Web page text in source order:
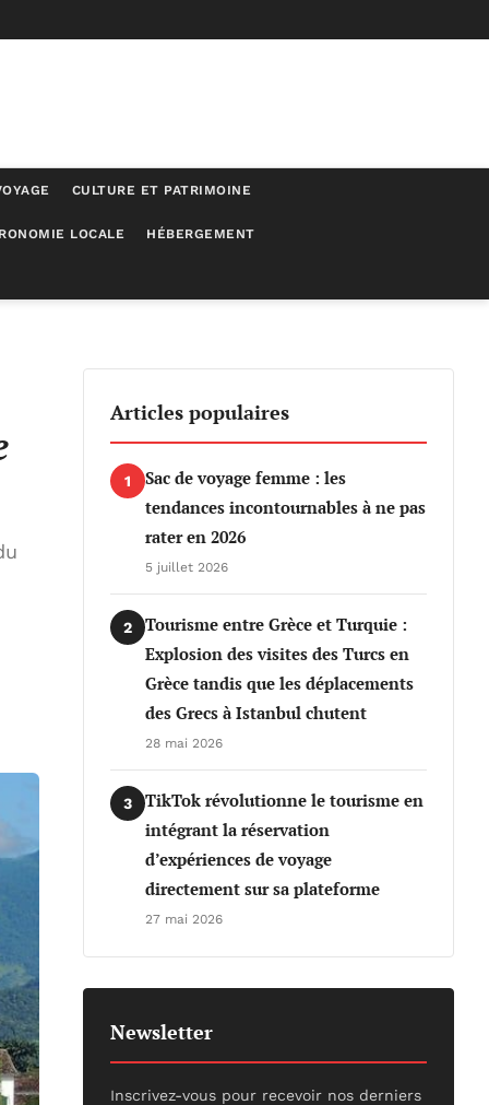
CULTURE ET PATRIMOINE
LOCALE HÉBERGEMENT
Articles populaires
1
Sac de voyage femme : les
tendances incontournables à ne pas
rater en 2026
5 juillet 2026
2
Tourisme entre Grèce et Turquie :
Explosion des visites des Turcs en
Grèce tandis que les déplacements
des Grecs à Istanbul chutent
28 mai 2026
3
TikTok révolutionne le tourisme en
intégrant la réservation
d’expériences de voyage
directement sur sa plateforme
27 mai 2026
Newsletter
Inscrivez-vous pour recevoir nos derniers